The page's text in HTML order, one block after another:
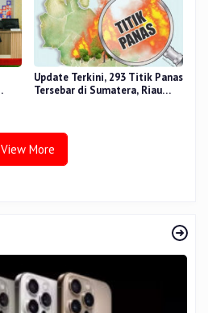
Update Terkini, 293 Titik Panas
Tersebar di Sumatera, Riau
View More